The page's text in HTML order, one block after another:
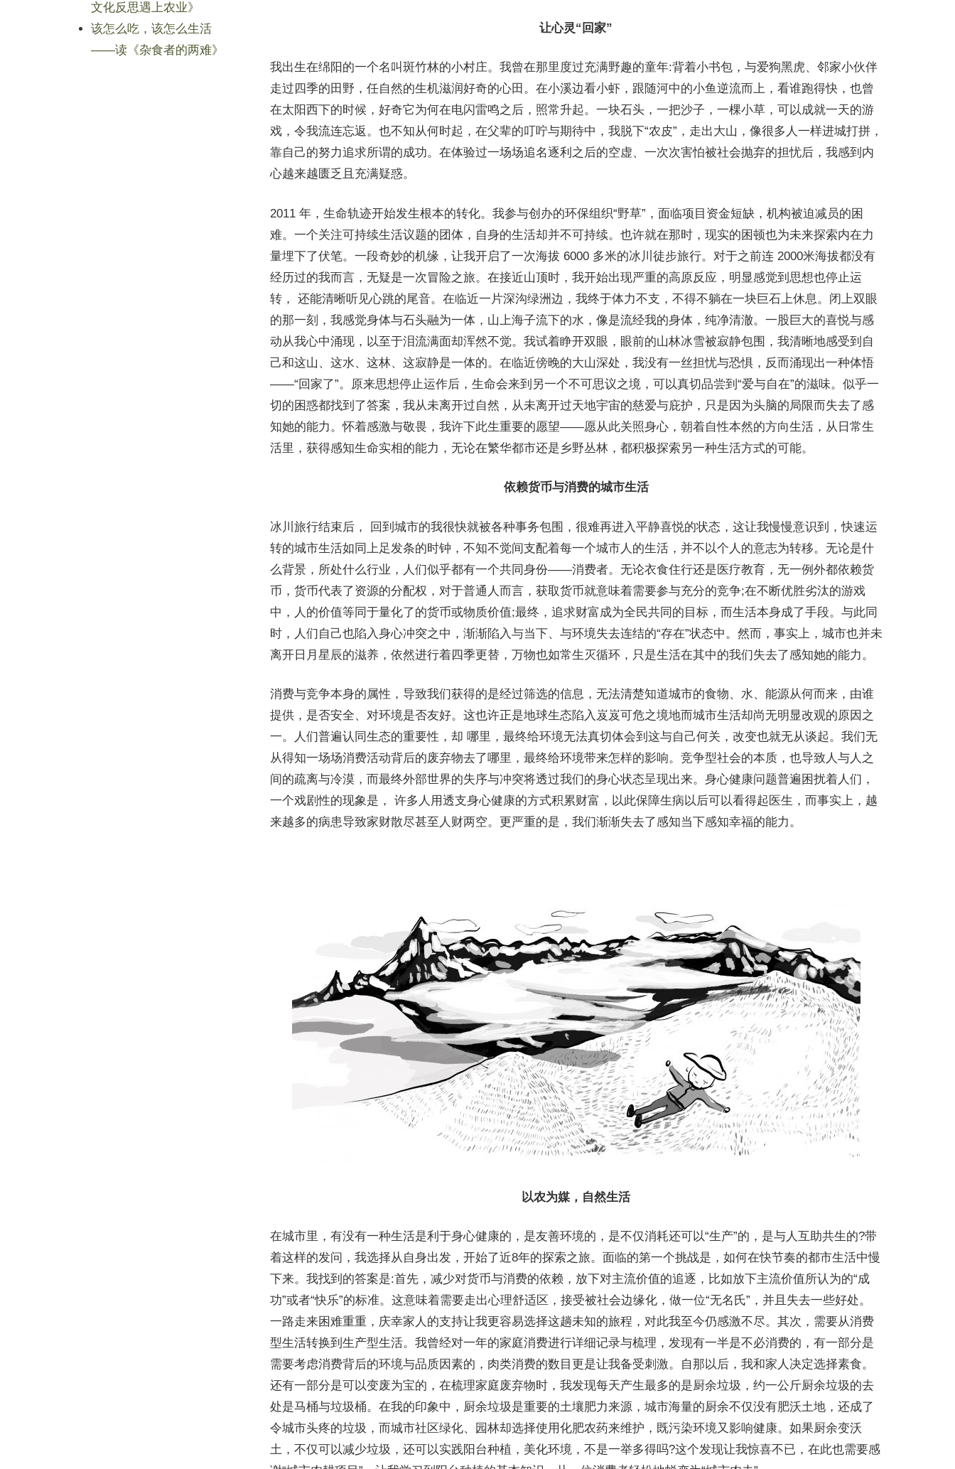
文化反思遇上农业》
该怎么吃，该怎么生活
——读《杂食者的两难》
让心灵“回家”
我出生在绵阳的一个名叫斑竹林的小村庄。我曾在那里度过充满野趣的童年:背着小书包，与爱狗黑虎、邻家小伙伴
走过四季的田野，任自然的生机滋润好奇的心田。在小溪边看小虾，跟随河中的小鱼逆流而上，看谁跑得快，也曾
在太阳西下的时候，好奇它为何在电闪雷鸣之后，照常升起。一块石头，一把沙子，一棵小草，可以成就一天的游
戏，令我流连忘返。也不知从何时起，在父辈的叮咛与期待中，我脱下“农皮”，走出大山，像很多人一样进城打拼，
靠自己的努力追求所谓的成功。在体验过一场场追名逐利之后的空虚、一次次害怕被社会抛弃的担忧后，我感到内
心越来越匮乏且充满疑惑。
2011 年，生命轨迹开始发生根本的转化。我参与创办的环保组织“野草”，面临项目资金短缺，机构被迫减员的困
难。一个关注可持续生活议题的团体，自身的生活却并不可持续。也许就在那时，现实的困顿也为未来探索内在力
量埋下了伏笔。一段奇妙的机缘，让我开启了一次海拔 6000 多米的冰川徒步旅行。对于之前连 2000米海拔都没有
经历过的我而言，无疑是一次冒险之旅。在接近山顶时，我开始出现严重的高原反应，明显感觉到思想也停止运
转， 还能清晰听见心跳的尾音。在临近一片深沟绿洲边，我终于体力不支，不得不躺在一块巨石上休息。闭上双眼
的那一刻，我感觉身体与石头融为一体，山上海子流下的水，像是流经我的身体，纯净清澈。一股巨大的喜悦与感
动从我心中涌现，以至于泪流满面却浑然不觉。我试着睁开双眼，眼前的山林冰雪被寂静包围，我清晰地感受到自
己和这山、这水、这林、这寂静是一体的。在临近傍晚的大山深处，我没有一丝担忧与恐惧，反而涌现出一种体悟
——“回家了”。原来思想停止运作后，生命会来到另一个不可思议之境，可以真切品尝到“爱与自在”的滋味。似乎一
切的困惑都找到了答案，我从未离开过自然，从未离开过天地宇宙的慈爱与庇护，只是因为头脑的局限而失去了感
知她的能力。怀着感激与敬畏，我许下此生重要的愿望——愿从此关照身心，朝着自性本然的方向生活，从日常生
活里，获得感知生命实相的能力，无论在繁华都市还是乡野丛林，都积极探索另一种生活方式的可能。
依赖货币与消费的城市生活
冰川旅行结束后， 回到城市的我很快就被各种事务包围，很难再进入平静喜悦的状态，这让我慢慢意识到，快速运
转的城市生活如同上足发条的时钟，不知不觉间支配着每一个城市人的生活，并不以个人的意志为转移。无论是什
么背景，所处什么行业，人们似乎都有一个共同身份——消费者。无论衣食住行还是医疗教育，无一例外都依赖货
币，货币代表了资源的分配权，对于普通人而言，获取货币就意味着需要参与充分的竞争;在不断优胜劣汰的游戏
中，人的价值等同于量化了的货币或物质价值;最终，追求财富成为全民共同的目标，而生活本身成了手段。与此同
时，人们自己也陷入身心冲突之中，渐渐陷入与当下、与环境失去连结的“存在”状态中。然而，事实上，城市也并未
离开日月星辰的滋养，依然进行着四季更替，万物也如常生灭循环，只是生活在其中的我们失去了感知她的能力。
消费与竞争本身的属性，导致我们获得的是经过筛选的信息，无法清楚知道城市的食物、水、能源从何而来，由谁
提供，是否安全、对环境是否友好。这也许正是地球生态陷入岌岌可危之境地而城市生活却尚无明显改观的原因之
一。人们普遍认同生态的重要性，却 哪里，最终给环境无法真切体会到这与自己何关，改变也就无从谈起。我们无
从得知一场场消费活动背后的废弃物去了哪里，最终给环境带来怎样的影响。竞争型社会的本质，也导致人与人之
间的疏离与冷漠，而最终外部世界的失序与冲突将透过我们的身心状态呈现出来。身心健康问题普遍困扰着人们，
一个戏剧性的现象是， 许多人用透支身心健康的方式积累财富，以此保障生病以后可以看得起医生，而事实上，越
来越多的病患导致家财散尽甚至人财两空。更严重的是，我们渐渐失去了感知当下感知幸福的能力。
以农为媒，自然生活
在城市里，有没有一种生活是利于身心健康的，是友善环境的，是不仅消耗还可以“生产”的，是与人互助共生的?带
着这样的发问，我选择从自身出发，开始了近8年的探索之旅。面临的第一个挑战是，如何在快节奏的都市生活中慢
下来。我找到的答案是:首先，减少对货币与消费的依赖，放下对主流价值的追逐，比如放下主流价值所认为的“成
功”或者“快乐”的标准。这意味着需要走出心理舒适区，接受被社会边缘化，做一位“无名氏”，并且失去一些好处。
一路走来困难重重，庆幸家人的支持让我更容易选择这趟未知的旅程，对此我至今仍感激不尽。其次，需要从消费
型生活转换到生产型生活。我曾经对一年的家庭消费进行详细记录与梳理，发现有一半是不必消费的，有一部分是
需要考虑消费背后的环境与品质因素的，肉类消费的数目更是让我备受刺激。自那以后，我和家人决定选择素食。
还有一部分是可以变废为宝的，在梳理家庭废弃物时，我发现每天产生最多的是厨余垃圾，约一公斤厨余垃圾的去
处是马桶与垃圾桶。在我的印象中，厨余垃圾是重要的土壤肥力来源，城市海量的厨余不仅没有肥沃土地，还成了
令城市头疼的垃圾，而城市社区绿化、园林却选择使用化肥农药来维护，既污染环境又影响健康。如果厨余变沃
土，不仅可以减少垃圾，还可以实践阳台种植，美化环境，不是一举多得吗?这个发现让我惊喜不已，在此也需要感